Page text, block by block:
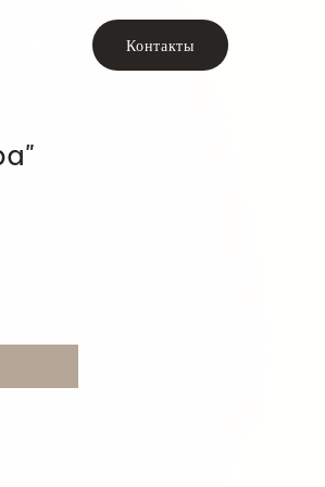
Контакты